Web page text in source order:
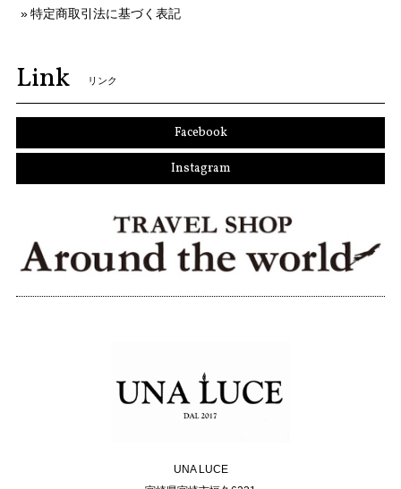
特定商取引法に基づく表記
Link リンク
Facebook
Instagram
UNA LUCE